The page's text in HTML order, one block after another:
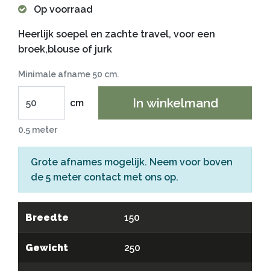
Op voorraad
Heerlijk soepel en zachte travel, voor een
broek,blouse of jurk
Minimale afname 50 cm.
cm In winkelmand
0.5 meter
Grote afnames mogelijk. Neem voor boven
de 5 meter contact met ons op.
Breedte 150
Gewicht 250